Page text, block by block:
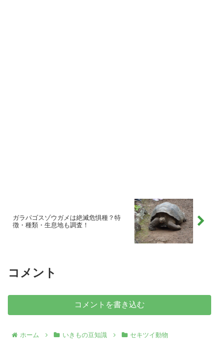
ガラパゴスゾウガメは絶滅危惧種？特
徴・種類・生息地も調査！
コメント
コメントを書き込む
ホーム いきもの豆知識 セキツイ動物